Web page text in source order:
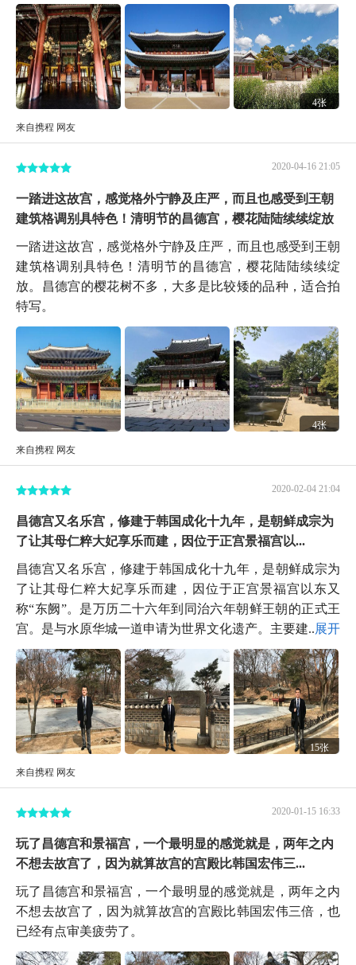
4张
来自携程 网友
2020-04-16 21:05
一踏进这故宫，感觉格外宁静及庄严，而且也感受到王朝
建筑格调别具特色！清明节的昌德宫，樱花陆陆续续绽放
一踏进这故宫，感觉格外宁静及庄严，而且也感受到王朝
建筑格调别具特色！清明节的昌德宫，樱花陆陆续续绽
放。昌德宫的樱花树不多，大多是比较矮的品种，适合拍
特写。
4张
来自携程 网友
2020-02-04 21:04
昌德宫又名乐宫，修建于韩国成化十九年，是朝鲜成宗为
了让其母仁粹大妃享乐而建，因位于正宫景福宫以...
昌德宫又名乐宫，修建于韩国成化十九年，是朝鲜成宗为
了让其母仁粹大妃享乐而建，因位于正宫景福宫以东又
称“东阙”。是万历二十六年到同治六年朝鲜王朝的正式王
宫。是与水原华城一道申请为世界文化遗产。主要建...展开
15张
来自携程 网友
2020-01-15 16:33
玩了昌德宫和景福宫，一个最明显的感觉就是，两年之内
不想去故宫了，因为就算故宫的宫殿比韩国宏伟三...
玩了昌德宫和景福宫，一个最明显的感觉就是，两年之内
不想去故宫了，因为就算故宫的宫殿比韩国宏伟三倍，也
已经有点审美疲劳了。